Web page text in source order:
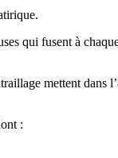
qui fusent à
mettent
: